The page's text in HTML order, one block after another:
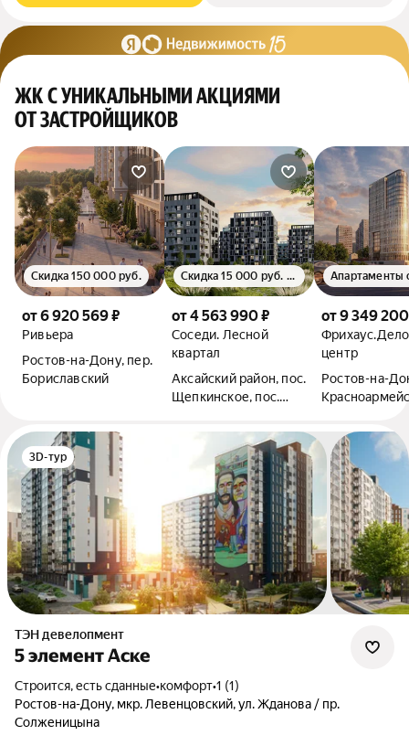
ЖК С УНИКАЛЬНЫМИ АКЦИЯМИ
ОТ ЗАСТРОЙЩИКОВ
от 6 920 569 ₽
Ривьера
Ростов-на-Дону, пер.
Бориславский
Скидка 150 000 руб.
от 4 563 990 ₽
Соседи. Лесной
квартал
Аксайский район, пос.
Щепкинское, пос.
Ростовский бул.
Скидка 15 000 руб. с м²
от 9 349
центр
Ростов-на-
3D-тур
ТЭН девелопмент
5 элемент Аске
Строится, есть сданные•комфорт•1 (1)
Ростов-на-Дону, мкр. Левенцовский, ул. Жданова / пр.
Солженицына